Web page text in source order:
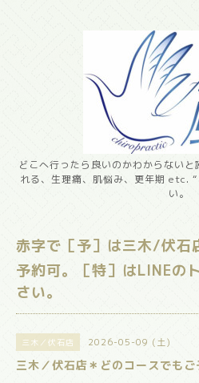
どこへ行ったら良いのかわからない
れる、生理痛、肌悩み、更年期 etc.
い。
赤字で［予］は三木/伏石
予約可。［特］はLINEの
さい。
三木／伏石店 2026-05-09 (土)
三木／伏石店＊どのコースでもご